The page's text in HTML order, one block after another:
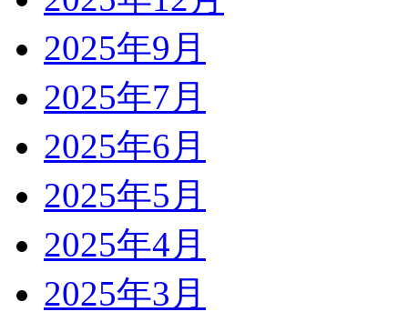
2025年9月
2025年7月
2025年6月
2025年5月
2025年4月
2025年3月